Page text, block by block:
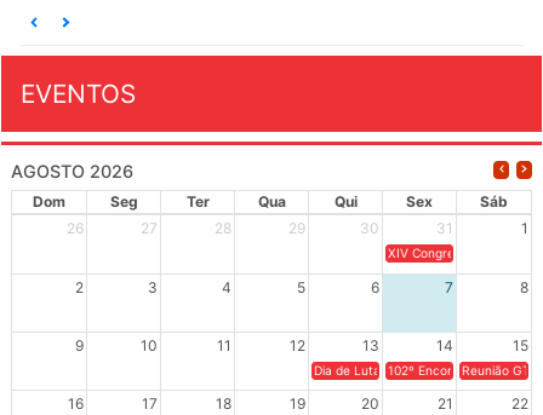
EVENTOS
AGOSTO 2026
Dom Seg Ter Qua Qui Sex
Sáb
26
27 28 29 30 31 1
XIV Congresso Brasileiro
2 3 4 5 6 7 8
9 10 11 12 13 14 15
Dia de Luta em Defesa de Cuba e da
102º Encontro da
Reunião
16 17 18 19 20 21 22